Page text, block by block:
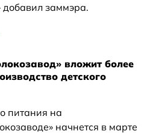
добавил заммэра.
вложит более
детского
питания на
начнется в марте